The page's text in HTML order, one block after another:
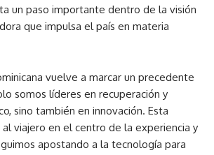
un paso importante dentro de la visión
que impulsa el país en materia
vuelve a marcar un precedente
somos líderes en recuperación y
sino también en innovación. Esta
viajero en el centro de la experiencia y
apostando a la tecnología para